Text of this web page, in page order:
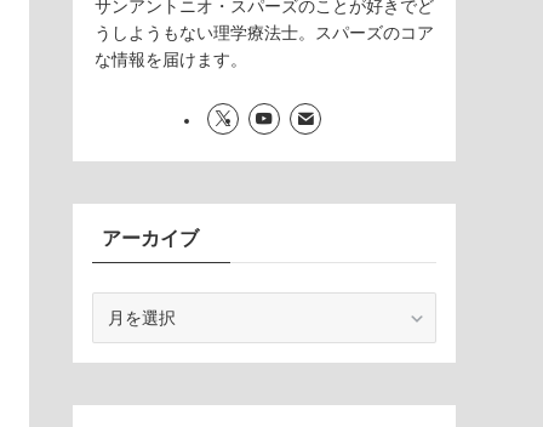
サンアントニオ・スパーズのことが好きでど
うしようもない理学療法士。スパーズのコア
な情報を届けます。
アーカイブ
ブ